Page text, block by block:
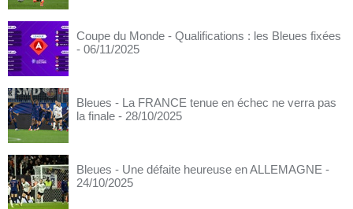
Coupe du Monde - Qualifications : les Bleues fixées
- 06/11/2025
Bleues - La FRANCE tenue en échec ne verra pas
la finale - 28/10/2025
Bleues - Une défaite heureuse en ALLEMAGNE -
24/10/2025